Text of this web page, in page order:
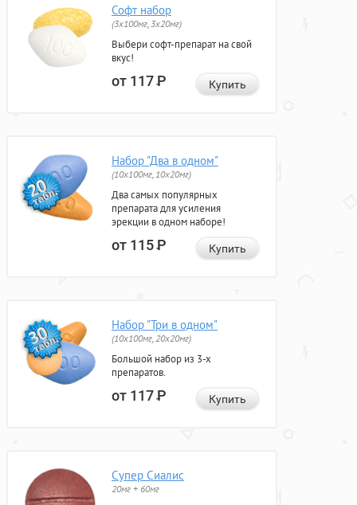
Софт набор
(3x100мг, 3x20мг)
Выбери софт-препарат на свой
вкус!
от 117Р Купить
Набор "Два в одном"
(10x100мг, 10x20мг)
Два самых популярных
препарата для усиления
эрекции в одном наборе!
от 115Р Купить
Набор "Три в одном"
(10x100мг, 20x20мг)
Большой набор из 3-х
препаратов.
от 117Р Купить
Супер Сиалис
20мг + 60мг